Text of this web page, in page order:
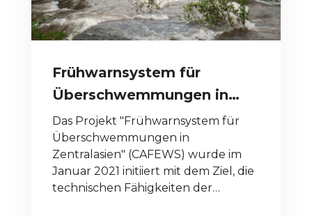
Frühwarnsystem für
Überschwemmungen in
Zentralasien (CAFEWS)
Das Projekt "Frühwarnsystem für
Überschwemmungen in
Zentralasien" (CAFEWS) wurde im
Januar 2021 initiiert mit dem Ziel, die
technischen Fähigkeiten der